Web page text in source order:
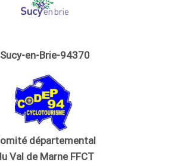
Sucy-en-Brie-94370
départemental
Val de Marne FFCT